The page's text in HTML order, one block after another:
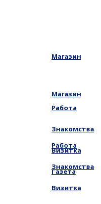
Магазин
Работа
Знакомства
Визитка
Газета
Магазин
Работа
Знакомства
Визитка